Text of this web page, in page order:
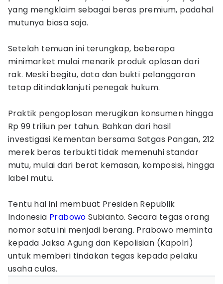
yang mengklaim sebagai beras premium, padahal
mutunya biasa saja.
Setelah temuan ini terungkap, beberapa
minimarket mulai menarik produk oplosan dari
rak. Meski begitu, data dan bukti pelanggaran
tetap ditindaklanjuti penegak hukum.
Praktik pengoplosan merugikan konsumen hingga
Rp 99 triliun per tahun. Bahkan dari hasil
investigasi Kementan bersama Satgas Pangan, 212
merek beras terbukti tidak memenuhi standar
mutu, mulai dari berat kemasan, komposisi, hingga
label mutu.
Tentu hal ini membuat Presiden Republik
Indonesia Prabowo Subianto. Secara tegas orang
nomor satu ini menjadi berang. Prabowo meminta
kepada Jaksa Agung dan Kepolisian (Kapolri)
untuk memberi tindakan tegas kepada pelaku
usaha culas.